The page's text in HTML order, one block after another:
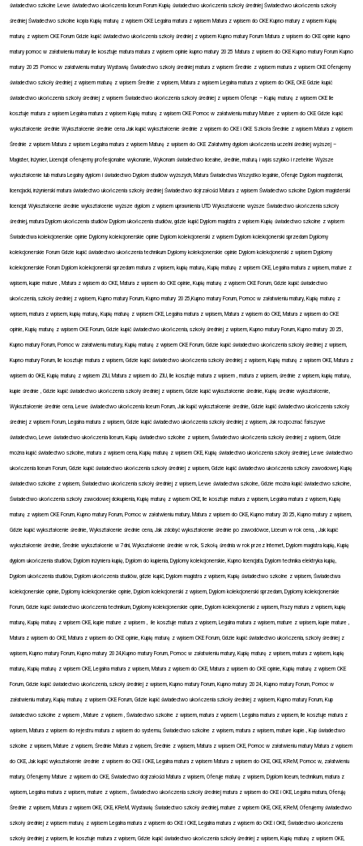
świadectwo szkolne Lewe świadectwo ukończenia liceum Forum Kupię świadectwo ukończenia szkoły średniej Świadectwo ukończenia szkoły
średniej Świadectwo szkolne kopia Kupię maturę z wpisem CKE Legalna matura z wpisem Matura z wpisem do CKE Kupno matury z wpisem Kupię
maturę z wpisem CKE Forum Gdzie kupić świadectwo ukończenia szkoły średniej z wpisem Kupno matury Forum Matura z wpisem do CKE opinie kupno
matury pomoc w załatwieniu matury ile kosztuje matura matura z wpisem opinie kupno matury 2025 Matura z wpisem do CKE Kupno matury Forum Kupno
matury 2025 Pomoc w załatwieniu matury Wystawię Świadectwo szkoły średniej matura z wpisem Średnie z wpisem matura z wpisem CKE Oferujemy
świadectwo szkoły średniej z wpisem maturę z wpisem Średnie z wpisem, Matura z wpisem Legalna matura z wpisem do OKE, CKE Gdzie kupić
świadectwo ukończenia szkoły średniej z wpisem Świadectwo ukończenia szkoły średniej z wpisem Oferuje – Kupię maturę z wpisem CKE Ile
kosztuje matura z wpisem Legalna matura z wpisem Kupię maturę z wpisem CKE Pomoc w załatwieniu matury Mature z wpisem do CKE Gdzie kupić
wykształcenie średnie Wykształcenie średnie cena Jak kupić wykształcenie średnie z wpisem do CKE i OKE Szkoła Średnie z wpisem Matura z wpisem
Średnie z wpisem Matura z wpisem Legalna matura z wpisem Maturę z wpisem do CKE Załatwimy dyplom ukończenia uczelni średniej wyższej –
Magister, Inżynier, Licencjat oferujemy profesjonalne wykonanie, Wykonam świadectwo licealne, średnie, maturą i wpis szybko i rzetelnie Wyższe
wykształcenie lub matura Legalny dyplom i świadectwo Dyplom studiów wyższych, Matura Świadectwa Wszystko legalnie, Oferuje Dyplom magisterski,
licencjacki, inżynierski matura świadectwo ukończenia szkoły średniej Świadectwo dojrzałości Matura z wpisem Świadectwo szkolne Dyplom magisterski
licencjat Wykształcenie średnie wykształcenie wyższe dyplom z wpisem uprawnienia UTD Wykształcenie wyższe Świadectwo ukończenia szkoły
średniej, matura Dyplom ukończenia studiów Dyplom ukończenia studiów, gdzie kupić Dyplom magistra z wpisem Kupię świadectwo szkolne z wpisem
Świadectwa kolekcjonerskie opinie Dyplomy kolekcjonerskie opinie Dyplom kolekcjonerski z wpisem Dyplom kolekcjonerski sprzedam Dyplomy
kolekcjonerskie Forum Gdzie kupić świadectwo ukończenia technikum Dyplomy kolekcjonerskie opinie Dyplom kolekcjonerski z wpisem Dyplomy
kolekcjonerskie Forum Dyplom kolekcjonerski sprzedam matura z wpisem, kupię maturę, Kupię maturę z wpisem CKE, Legalna matura z wpisem, mature z
wpisem, kupie mature , Matura z wpisem do CKE, Matura z wpisem do CKE opinie, Kupię maturę z wpisem CKE Forum, Gdzie kupić świadectwo
ukończenia, szkoły średniej z wpisem, Kupno matury Forum, Kupno matury 2025,Kupno matury Forum, Pomoc w załatwieniu matury, Kupię maturę z
wpisem, matura z wpisem, kupię maturę, Kupię maturę z wpisem CKE, Legalna matura z wpisem, Matura z wpisem do CKE, Matura z wpisem do CKE
opinie, Kupię maturę z wpisem CKE Forum, Gdzie kupić świadectwo ukończenia, szkoły średniej z wpisem, Kupno matury Forum, Kupno matury 2025,
Kupno matury Forum, Pomoc w załatwieniu matury, Kupię maturę z wpisem CKE Forum, Gdzie kupić świadectwo ukończenia szkoły średniej z wpisem,
Kupno matury Forum, Ile kosztuje matura z wpisem, Gdzie kupić świadectwo ukończenia szkoły średniej z wpisem, Kupię maturę z wpisem OKE, Matura z
wpisem do OKE, Kupię maturę z wpisem ZIU, Matura z wpisem do ZIU, Ile kosztuje matura z wpisem , matura z wpisem, średnie z wpisem, kupię maturę,
kupie średnie , Gdzie kupić świadectwo ukończenia szkoły średniej z wpisem, Gdzie kupić wykształcenie średnie, Kupię średnie wykształcenie,
Wykształcenie średnie cena, Lewe świadectwo ukończenia liceum Forum, Jak kupić wykształcenie średnie, Gdzie kupić świadectwo ukończenia szkoły
średniej z wpisem Forum, Legalna matura z wpisem, Gdzie kupić świadectwo ukończenia szkoły średniej z wpisem, Jak rozpoznać fałszywe
świadectwo, Lewe świadectwo ukończenia liceum, Kupię świadectwo szkolne z wpisem, Świadectwo ukończenia szkoły średniej z wpisem, Gdzie
można kupić świadectwo szkolne, matura z wpisem cena, Kupię maturę z wpisem CKE, Kupię świadectwo ukończenia szkoły średniej, Lewe świadectwo
ukończenia liceum Forum, Gdzie kupić świadectwo ukończenia szkoły średniej z wpisem, Gdzie kupić świadectwo ukończenia szkoły zawodowej, Kupię
świadectwo szkolne z wpisem, Świadectwo ukończenia szkoły średniej z wpisem, Lewe świadectwa szkolne, Gdzie można kupić świadectwo szkolne,
Świadectwo ukończenia szkoły zawodowej dokupienia, Kupię maturę z wpisem CKE, Ile kosztuje matura z wpisem, Legalna matura z wpisem, Kupię
maturę z wpisem CKE Forum, Kupno matury Forum, Pomoc w załatwieniu matury, Matura z wpisem do CKE, Kupno matury 2025, Kupno matury z wpisem,
Gdzie kupić wykształcenie średnie, Wykształcenie średnie cena, Jak zdobyć wykształcenie średnie po zawodówce, Liceum w rok cena, , Jak kupić
wykształcenie średnie, Średnie wykształcenie w 7dni, Wykształcenie średnie w rok, Szkołą średnia w rok przez Internet, Dyplom magistra kupię, Kupię
dyplom ukończenia studiów, Dyplom inżyniera kupię, Dyplom do kupienia, Dyplomy kolekcjonerskie, Kupno licencjata, Dyplom technika elektryka kupię,
Dyplom ukończenia studiów, Dyplom ukończenia studiów, gdzie kupić, Dyplom magistra z wpisem, Kupię świadectwo szkolne z wpisem, Świadectwa
kolekcjonerskie opinie, Dyplomy kolekcjonerskie opinie, Dyplom kolekcjonerski z wpisem, Dyplom kolekcjonerski sprzedam, Dyplomy kolekcjonerskie
Forum, Gdzie kupić świadectwo ukończenia technikum, Dyplomy kolekcjonerskie opinie, Dyplom kolekcjonerski z wpisem, Frazy matura z wpisem, kupię
maturę, Kupię maturę z wpisem CKE, kupie mature z wpisem , ile kosztuje matura z wpisem, Legalna matura z wpisem, mature z wpisem, kupie mature ,
Matura z wpisem do CKE, Matura z wpisem do CKE opinie, Kupię maturę z wpisem CKE Forum, Gdzie kupić świadectwo ukończenia, szkoły średniej z
wpisem, Kupno matury Forum, Kupno matury 2024,Kupno matury Forum, Pomoc w załatwieniu matury, Kupię maturę z wpisem, matura z wpisem, kupię
maturę, Kupię maturę z wpisem CKE, Legalna matura z wpisem, Matura z wpisem do CKE, Matura z wpisem do CKE opinie, Kupię maturę z wpisem CKE
Forum, Gdzie kupić świadectwo ukończenia, szkoły średniej z wpisem, Kupno matury Forum, Kupno matury 2024, Kupno matury Forum, Pomoc w
załatwieniu matury, Kupię maturę z wpisem CKE Forum, Gdzie kupić świadectwo ukończenia szkoły średniej z wpisem, Kupno matury Forum, Kup
świadectwo szkolne z wpisem , Mature z wpisem , Świadectwo szkolne z wpisem, matura z wpisem !, Legalna matura z wpisem, Ile kosztuje matura z
wpisem, Matura z wpisem do rejestru matura z wpisem do systemu, Świadectwo szkolne z wpisem, matura z wpisem, mature kupie., Kup świadectwo
szkolne z wpisem, Mature z wpisem, Średnie Matura z wpisem, Średnie z wpisem, Matura z wpisem CKE, Pomoc w załatwieniu matury Matura z wpisem
do CKE, Jak kupić wykształcenie średnie z wpisem do CKE i OKE, Legalna matura z wpisem Matura z wpisem do CKE, OKE, KReM, Pomoc w, załatwieniu
matury, Oferujemy Mature z wpisem do CKE, Świadectwo dojrzałości Matura z wpisem, Oferuje maturę z wpisem, Dyplom liceum, technikum, matura z
wpisem, Legalna matura z wpisem, mature z wpisem., Świadectwo ukończenia szkoły średniej matura z wpisem do CKE i OKE, Legalna matura, Oferuję
Średnie z wpisem, Matura z wpisem OKE, CKE, KReM, Wystawię Świadectwo szkoły średniej, mature z wpisem OKE, CKE, KReM, Oferujemy świadectwo
szkoły średniej z wpisem maturę z wpisem Legalna matura z wpisem do CKE i OKE, Legalna matura z wpisem do CKE i OKE, Świadectwo ukończenia
szkoły średniej z wpisem, Ile kosztuje matura z wpisem, Gdzie kupić świadectwo ukończenia szkoły średniej z wpisem, Kupię maturę z wpisem OKE,